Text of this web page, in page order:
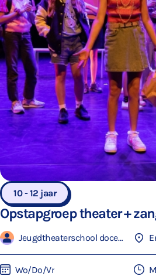
10 - 12 jaar
Opstapgroep theater +
Jeugdtheaterschool docenten
Wo/Do/Vr